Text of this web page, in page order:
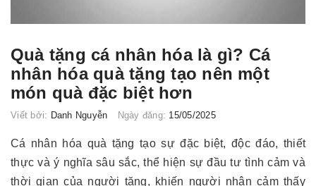
Quà tặng cá nhân hóa là gì? Cá
nhân hóa quà tặng tạo nên một
món quà đặc biệt hơn
Viết bởi: Danh Nguyễn Ngày đăng: 15/05/2025
Cá nhân hóa quà tặng tạo sự đặc biệt, độc đáo, thiết
thực và ý nghĩa sâu sắc, thể hiện sự đầu tư tình cảm và
thời gian của người tặng, khiến người nhận cảm thấy